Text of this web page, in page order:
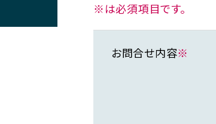
※は必須項目です。
お問合せ内容※